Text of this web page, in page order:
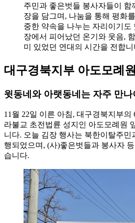
주민과 좋은벗들 봉사자들이 함
장을 담그며, 나눔을 통해 평화
중한 약속을 나누는 자리이기도
장에서 피어났던 온기와 웃음,
미 있었던 연대의 시간을 전합니
대구경북지부 아도모례
윗동네와 아랫동네는 자주 만나
11월 22일 이른 아침, 대구경북지부의
라불교 초전법륜 성지인 아도모례원
니다. 오늘 김장 행사는 북한이탈주민
행되었으며, (사)좋은벗들과 봉사자
습니다.